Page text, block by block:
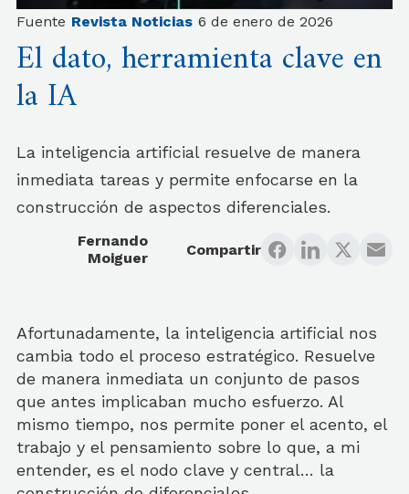
Fuente Revista Noticias 6 de enero de 2026
El dato, herramienta clave en
la IA
La inteligencia artificial resuelve de manera
inmediata tareas y permite enfocarse en la
construcción de aspectos diferenciales.
Fernando
Moiguer
Compartir
Afortunadamente, la inteligencia artificial nos
cambia todo el proceso estratégico. Resuelve
de manera inmediata un conjunto de pasos
que antes implicaban mucho esfuerzo. Al
mismo tiempo, nos permite poner el acento, el
trabajo y el pensamiento sobre lo que, a mi
entender, es el nodo clave y central… la